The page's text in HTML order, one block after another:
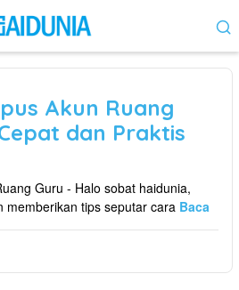
Akun Ruang
dan Praktis
Guru - Halo sobat haidunia,
memberikan tips seputar cara Baca